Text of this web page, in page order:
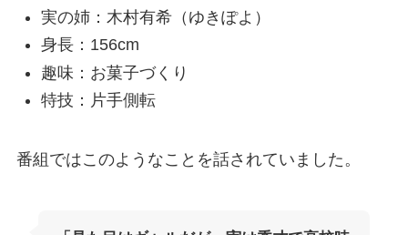
実の姉：木村有希（ゆきぽよ）
身長：156cm
趣味：お菓子づくり
特技：片手側転
番組ではこのようなことを話されていました。